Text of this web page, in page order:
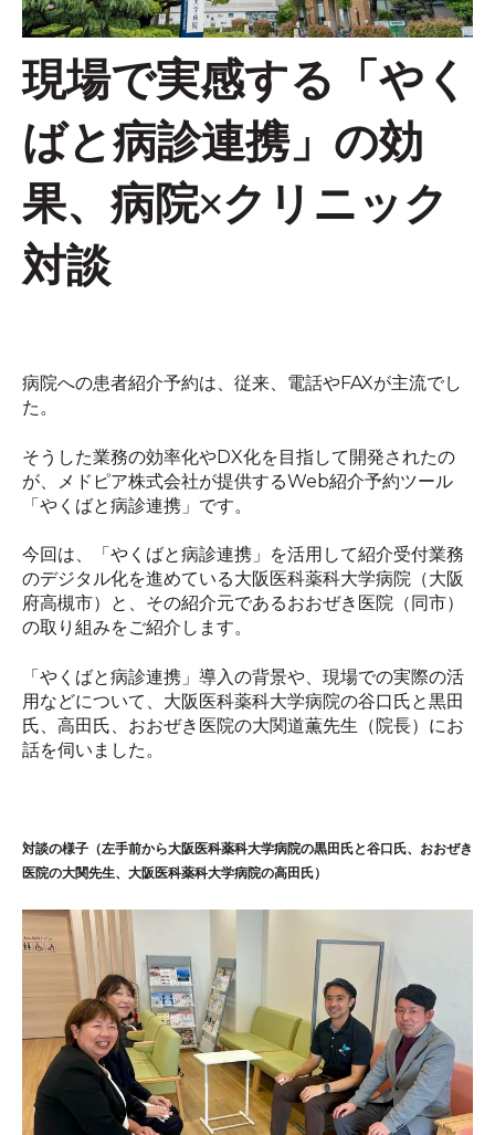
現場で実感する「やく
ばと病診連携」の効
果、病院×クリニック
対談
病院への患者紹介予約は、従来、電話やFAXが主流でし
た。
そうした業務の効率化やDX化を目指して開発されたの
が、メドピア株式会社が提供するWeb紹介予約ツール
「やくばと病診連携」です。
今回は、「やくばと病診連携」を活用して紹介受付業務
のデジタル化を進めている大阪医科薬科大学病院（大阪
府高槻市）と、その紹介元であるおおぜき医院（同市）
の取り組みをご紹介します。
「やくばと病診連携」導入の背景や、現場での実際の活
用などについて、大阪医科薬科大学病院の谷口氏と黒田
氏、高田氏、おおぜき医院の大関道薫先生（院長）にお
話を伺いました。
対談の様子（左手前から大阪医科薬科大学病院の黒田氏と谷口氏、おおぜき
医院の大関先生、大阪医科薬科大学病院の高田氏）